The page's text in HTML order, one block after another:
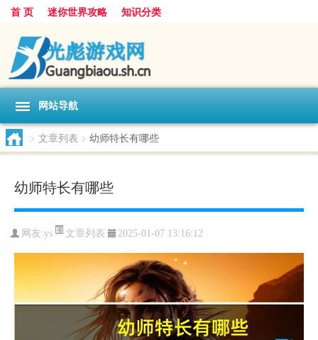
首 页 迷你世界攻略 知识分类
网站导航
> 文章列表 > 幼师特长有哪些
幼师特长有哪些
网友:ys 文章列表 2025-01-07 13:16:12